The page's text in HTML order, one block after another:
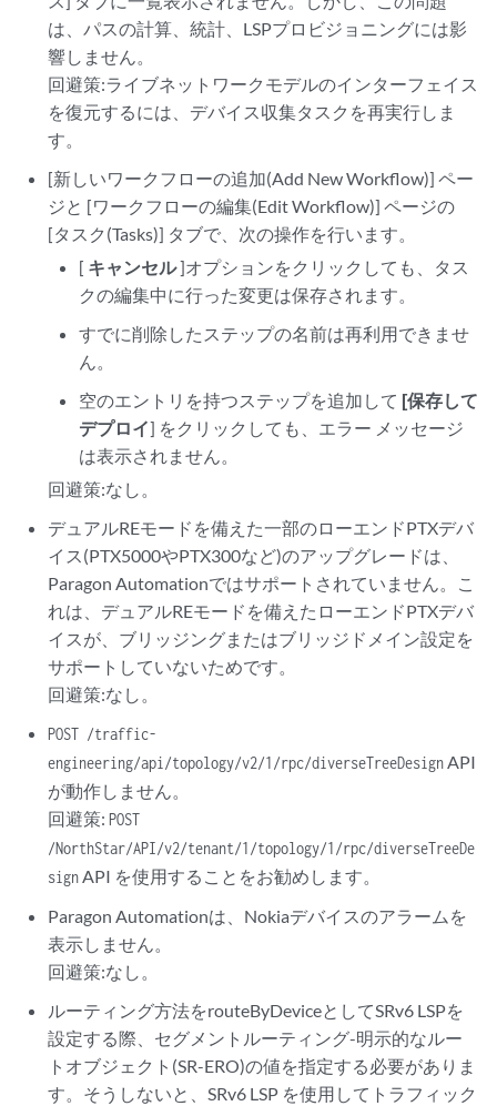
は、パスの計算、統計、LSPプロビジョニングには影
響しません。
回避策:ライブネットワークモデルのインターフェイス
を復元するには、デバイス収集タスクを再実行しま
す。
[新しいワークフローの追加(Add New Workflow)] ペー
ジと [ワークフローの編集(Edit Workflow)] ページの
[タスク(Tasks)] タブで、次の操作を行います。
[ キャンセル]オプションをクリックしても、タス
クの編集中に行った変更は保存されます。
すでに削除したステップの名前は再利用できませ
ん。
空のエントリを持つステップを追加して [保存して
デプロイ] をクリックしても、エラー メッセージ
は表示されません。
回避策:なし。
デュアルREモードを備えた一部のローエンドPTXデバ
イス(PTX5000やPTX300など)のアップグレードは、
Paragon Automationではサポートされていません。こ
れは、デュアルREモードを備えたローエンドPTXデバ
イスが、ブリッジングまたはブリッジドメイン設定を
サポートしていないためです。
回避策:なし。
POST /traffic-
engineering/api/topology/v2/1/rpc/diverseTreeDesignAPI
が動作しません。
回避策:POST
/NorthStar/API/v2/tenant/1/topology/1/rpc/diverseTreeDe
signAPI を使用することをお勧めします。
Paragon Automationは、Nokiaデバイスのアラームを
表示しません。
回避策:なし。
ルーティング方法をrouteByDeviceとしてSRv6 LSPを
設定する際、セグメントルーティング-明示的なルー
トオブジェクト(SR-ERO)の値を指定する必要がありま
す。そうしないと、SRv6 LSP を使用してトラフィック